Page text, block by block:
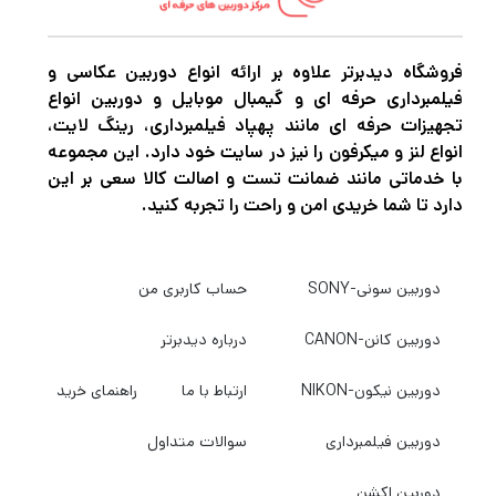
متصل است، روشن کنند. گودوکس شامل یک
منبع نور روشن و نرم
LDX50Bi که برای روشن کردن دید خلاقانه شما
طراحی شده است، می تواند با منابع تنگستن و
سوئیچ کنید. با فشردن کوتاه صفحه های آنالوگ
داخلی دستگاه، شدت یا افکت نور را به سرعت
انتخاب و سفارشی کنید.
فلاش، رعد و برق، ابری، لامپ شکسته، تلویزیون،
فروشگاه دیدبرتر علاوه بر ارائه انواع دوربین عکاسی و
فیلمبرداری حرفه ای و گیمبال موبایل و دوربین انواع
تجهیزات حرفه ای مانند پهپاد فیلمبرداری، رینگ لایت،
انواع لنز و میکرفون را نیز در سایت خود دارد. این مجموعه
با خدماتی مانند ضمانت تست و اصالت کالا سعی بر این
دارد تا شما خریدی امن و راحت را تجربه کنید.
دوربین سونی-SONY
دوربین کانن-CANON
دوربین نیکون-NIKON
دوربین فیلمبرداری
حساب کاربری من
درباره دیدبرتر
ارتباط با ما راهنمای خرید
سوالات متداول